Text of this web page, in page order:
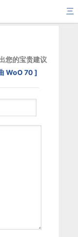
三
您的宝贵建议
WoO 70 ]